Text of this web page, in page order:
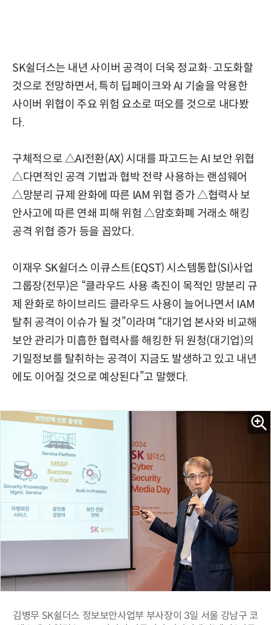
SK쉴더스는 내년 사이버 공격이 더욱 정교화·고도화할
것으로 전망하면서, 특히 딥페이크와 AI 기술을 악용한
사이버 위협이 주요 위험 요소로 떠오를 것으로 내다봤
다.
구체적으로 △AI전환(AX) 시대를 파고드는 AI 보안 위협
△다면적인 공격 기법과 협박 전략 사용하는 랜섬웨어
△망분리 규제 완화에 따른 IAM 위협 증가 △협력사 보
안사고에 따른 연쇄 피해 위험 △암호화폐 거래소 해킹
공격 위협 증가 등을 꼽았다.
이재우 SK쉴더스 이큐스트(EQST) 시스템통합(SI)사업
그룹장(전무)은 “클라우드 사용 촉진이 목적인 망분리 규
제 완화로 하이브리드 클라우드 사용이 늘어나면서 IAM
탈취 공격이 이슈가 될 것”이라며 “대기업 본사와 비교해
보안 관리가 미흡한 협력사를 해킹한 뒤 원청(대기업)의
기밀정보를 탈취하는 공격이 지금도 발생하고 있고 내년
에도 이어질 것으로 예상된다”고 말했다.
김병무 SK쉴더스 정보보안사업부 부사장이 3일 서울 강남구 코